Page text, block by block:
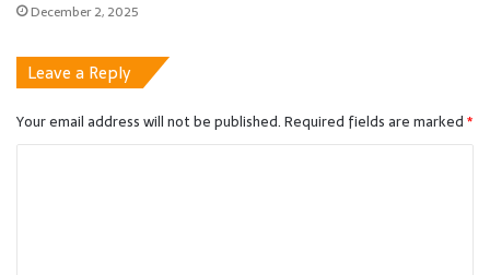
December 2, 2025
Leave a Reply
Your email address will not be published.Required fields are marked*